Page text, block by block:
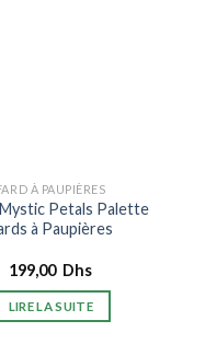
À PAUPIÈRES
Petals Palette
à Paupières
199,00 Dhs
LIRE LA SUITE